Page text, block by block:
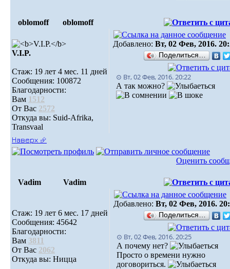
oblomoff oblomoff
V.I.P.
Стаж: 19 лет 4 мес. 11 дней
Сообщения: 100872
Благодарности:
Вам 1512
От Вас 2572
Откуда вы: Suid-Afrika,
Transvaal
Добавлено: Вт, 02 Фев, 2016.
Поделиться…
⊙ Вт, 02 Фев, 2016. 20:22
А так можно?
Наверх ⮵
Оценить
Vadim Vadim
Стаж: 19 лет 6 мес. 17 дней
Сообщения: 45642
Благодарности:
Вам 3811
От Вас 2062
Откуда вы: Ницца
Добавлено: Вт, 02 Фев, 2016.
Поделиться…
⊙ Вт, 02 Фев, 2016. 20:25
А почему нет?
Просто о времени нужно
договориться.